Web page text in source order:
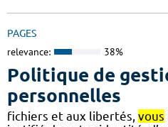
PAGES
relevance: 38%
Politique de
personnelles
fichiers et aux libertés, vous